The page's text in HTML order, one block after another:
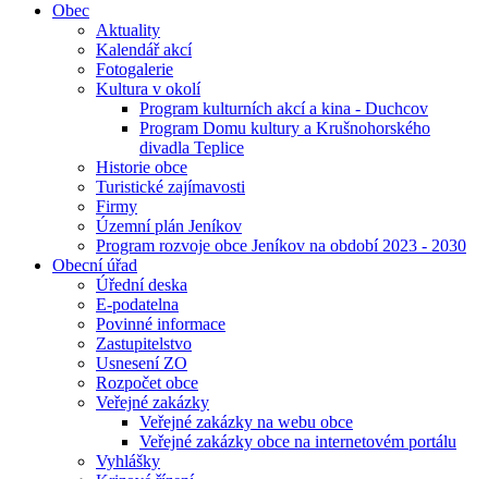
Obec
Aktuality
Kalendář akcí
Fotogalerie
Kultura v okolí
Program kulturních akcí a kina - Duchcov
Program Domu kultury a Krušnohorského
divadla Teplice
Historie obce
Turistické zajímavosti
Firmy
Územní plán Jeníkov
Program rozvoje obce Jeníkov na období 2023 - 2030
Obecní úřad
Úřední deska
E-podatelna
Povinné informace
Zastupitelstvo
Usnesení ZO
Rozpočet obce
Veřejné zakázky
Veřejné zakázky na webu obce
Veřejné zakázky obce na internetovém portálu
Vyhlášky